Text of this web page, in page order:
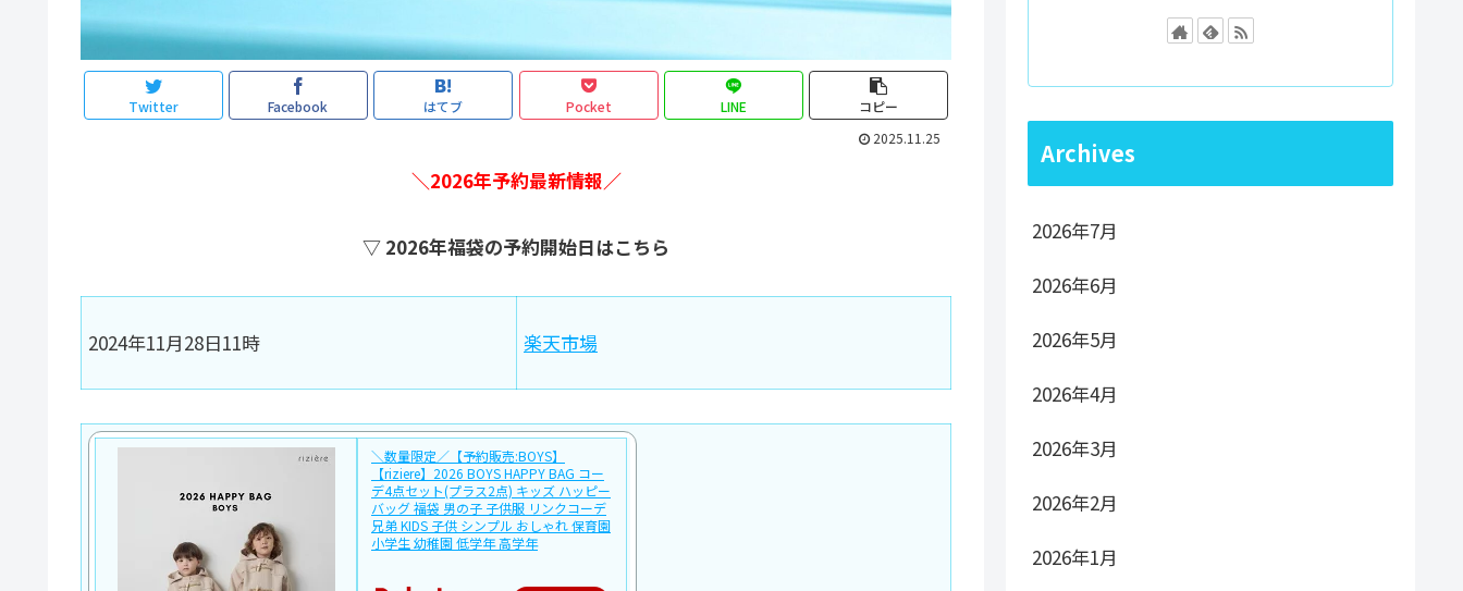
Twitter Facebook はてブ Pocket LINE
コピー
2025.11.25
＼2026年予約最新情報／
▽ 2026年福袋の予約開始日はこちら
2024年11月28日11時 楽天市場
＼数量限定／【予約販売:BOYS】
【riziere】2026 BOYS HAPPY BAG コー
デ4点セット(プラス2点) キッズ ハッピー
バッグ 福袋 男の子 子供服 リンクコーデ
兄弟 KIDS 子供 シンプル おしゃれ 保育園
小学生 幼稚園 低学年 高学年
Archives
2026年7月
2026年6月
2026年5月
2026年4月
2026年3月
2026年2月
2026年1月